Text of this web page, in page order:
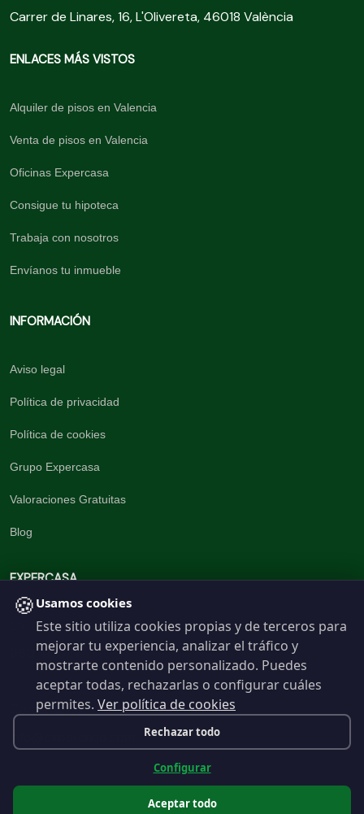
Carrer de Linares, 16, L'Olivereta, 46018 València
ENLACES MÁS VISTOS
Alquiler de pisos en Valencia
Venta de pisos en Valencia
Oficinas Expercasa
Consigue tu hipoteca
Trabaja con nosotros
Envíanos tu inmueble
INFORMACIÓN
Aviso legal
Política de privacidad
Política de cookies
Grupo Expercasa
Valoraciones Gratuitas
Blog
EXPERCASA
La inmobiliaria del Barrio
960 191 537
Contáctanos
🍪 Usamos cookies
Este sitio utiliza cookies propias y de terceros para
mejorar tu experiencia, analizar el tráfico y
mostrarte contenido personalizado. Puedes
aceptar todas, rechazarlas o configurar cuáles
permites. Ver política de cookies
Rechazar todo
Configurar
Aceptar todo